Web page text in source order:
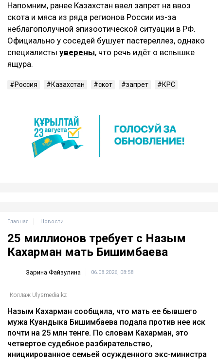
‎Напомним, ранее Казахстан ввел запрет на ввоз
скота и мяса из ряда регионов России из-за
неблагополучной эпизоотической ситуации в РФ.
Официально у соседей бушует пастереллез, однако
специалисты уверены, что речь идёт о вспышке
ящура.
Россия Казахстан скот запрет КРС
Главная Новости
25 миллионов требует с Назым
Кахарман мать Бишимбаева
Зарина Файзулина 06.08.2026, 08:58
Коллаж Ulysmedia.kz
Назым Кахарман сообщила, что мать ее бывшего
мужа Куандыка Бишимбаева подала против нее иск
почти на 25 млн тенге. По словам Кахарман, это
четвертое судебное разбирательство,
инициированное семьей осужденного экс-министра